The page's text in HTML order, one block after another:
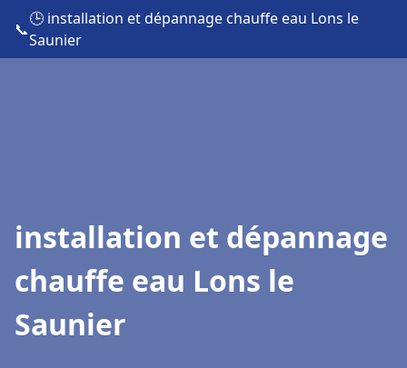
📞
🕒 installation et dépannage chauffe eau Lons le
Saunier
installation et dépannage
chauffe eau Lons le
Saunier